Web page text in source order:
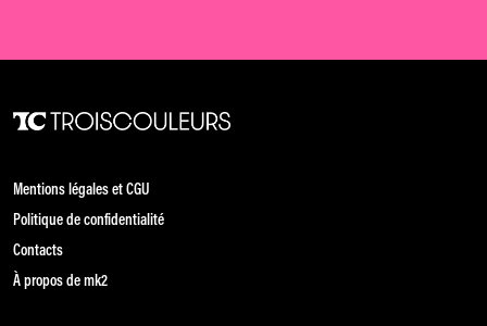
Mentions légales et CGU
Politique de confidentialité
Contacts
À propos de mk2